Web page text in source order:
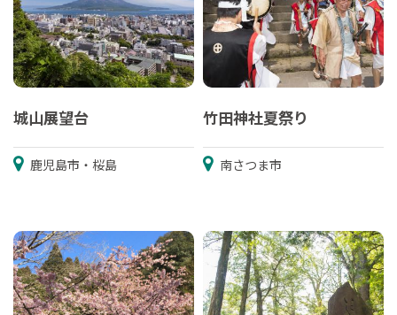
城山展望台
鹿児島市・桜島
竹田神社夏祭り
南さつま市